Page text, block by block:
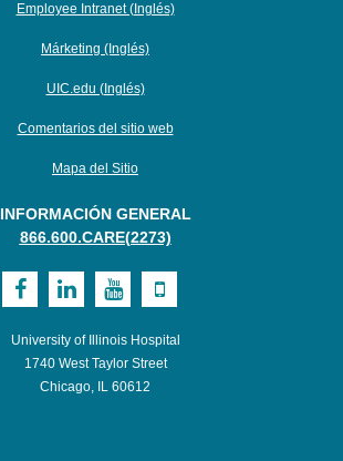
Employee Intranet (Inglés)
Márketing (Inglés)
UIC.edu (Inglés)
Comentarios del sitio web
Mapa del Sitio
INFORMACIÓN GENERAL
866.600.CARE(2273)
Visit
Health
on
Visit
Health
on
Visit
Health
on
Visit
Health
University of Illinois Hospital
1740 West Taylor Street
Chicago, IL 60612